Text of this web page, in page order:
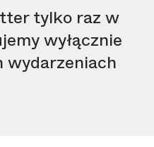
tylko raz w
wyłącznie
wydarzeniach